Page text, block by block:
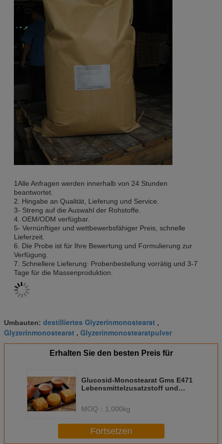
1Alle Anfragen werden innerhalb von 24 Stunden
beantwortet.
2. Hingabe an Qualität, Lieferung und Service.
3- Streng auf die Auswahl der Rohstoffe.
4. OEM/ODM verfügbar.
5- Vernünftiger und wettbewerbsfähiger Preis, schnelle
Lieferzeit.
6. Die Probe ist für Ihre Bewertung und Formulierung zur
Verfügung.
7. Schnellere Lieferung: Probenbestellung vorrätig und 3-7
Tage für die Massenproduktion.
Umbauten: destilliertes Glyzerinmonostearat ,
Glyzerinmonostearat , Glyzerinmonostearatpulver
Erhalten Sie den besten Preis für
Glucosid-Monostearat Gms E471
Lebensmittelzusatzstoff und
MOQ： 1,000kg
Fortsetzen